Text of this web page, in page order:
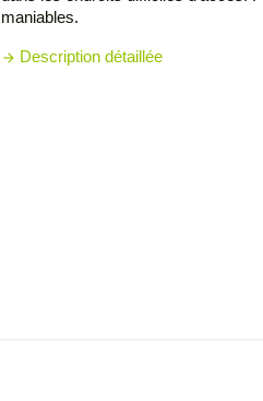
maniables.
arrow_forward Description détaillée